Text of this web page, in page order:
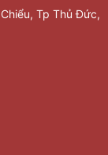
Tp Thủ Đức,